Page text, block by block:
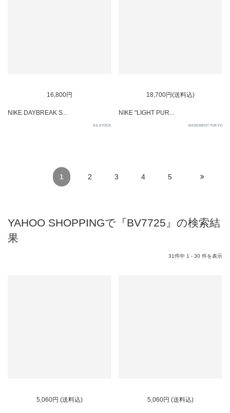
16,800円
NIKE DAYBREAK S...
AS-STOCK
18,700円(送料込)
NIKE "LIGHT PUR...
BASEMENT TOKYO
1 2 3 4 5
YAHOO SHOPPINGで『BV7725』の検索結
果
31件中 1 - 30 件を表示
5,060円 (送料込) 5,060円 (送料込)